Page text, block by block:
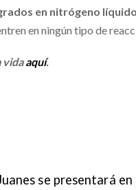
en nitrógeno líquido
en ningún tipo de
vidaaquí.
se presentará